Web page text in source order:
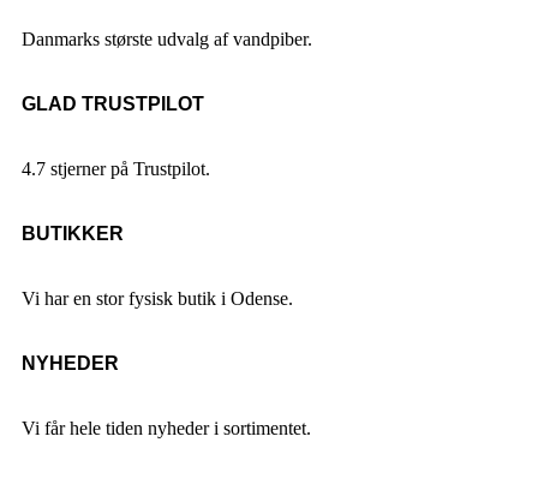
Danmarks største udvalg af vandpiber.
GLAD TRUSTPILOT
4.7 stjerner på Trustpilot.
BUTIKKER
Vi har en stor fysisk butik i Odense.
NYHEDER
Vi får hele tiden nyheder i sortimentet.